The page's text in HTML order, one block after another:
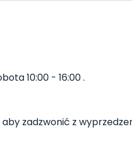
10:00 - 16:00 .
zadzwonić z